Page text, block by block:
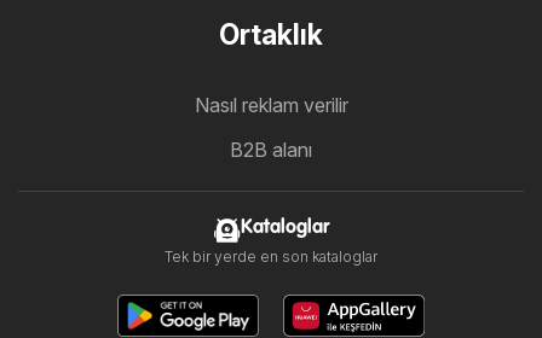
Ortaklık
Nasıl reklam verilir
B2B alanı
Kataloglar
Tek bir yerde en son kataloglar